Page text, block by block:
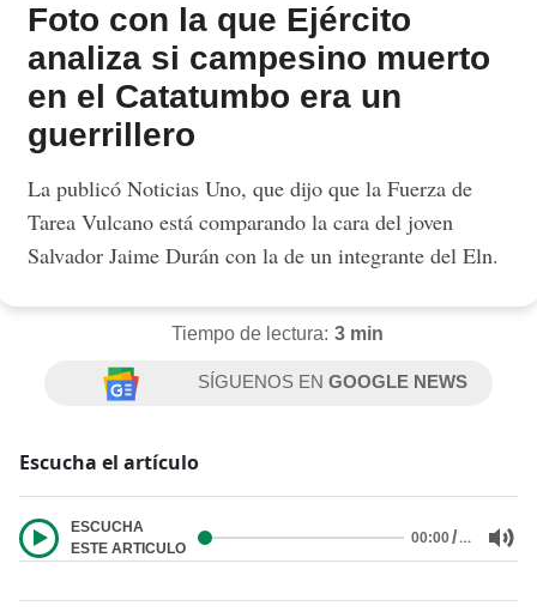
Foto con la que Ejército
analiza si campesino muerto
en el Catatumbo era un
guerrillero
La publicó Noticias Uno, que dijo que la Fuerza de
Tarea Vulcano está comparando la cara del joven
Salvador Jaime Durán con la de un integrante del Eln.
Tiempo de lectura: 3 min
SÍGUENOS ENGOOGLE NEWS
Escucha el artículo
ESCUCHA
ESTE ARTICULO
00:00/…